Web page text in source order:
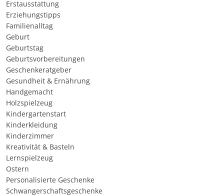
Erstausstattung
Erziehungstipps
Familienalltag
Geburt
Geburtstag
Geburtsvorbereitungen
Geschenkeratgeber
Gesundheit & Ernährung
Handgemacht
Holzspielzeug
Kindergartenstart
Kinderkleidung
Kinderzimmer
Kreativität & Basteln
Lernspielzeug
Ostern
Personalisierte Geschenke
Schwangerschaftsgeschenke